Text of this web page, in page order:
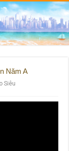
Năm A
Siêu